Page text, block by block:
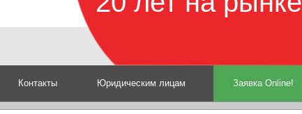
Контакты Юридическим лицам Заявка Online!